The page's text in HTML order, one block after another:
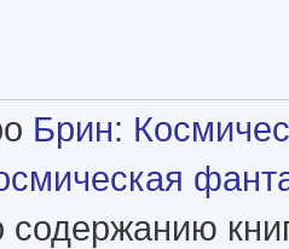
Брин:
содержанию